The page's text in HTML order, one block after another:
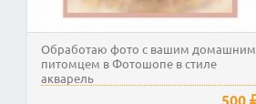
Обработаю фото с вашим домашним
питомцем в Фотошопе в стиле
акварель
500